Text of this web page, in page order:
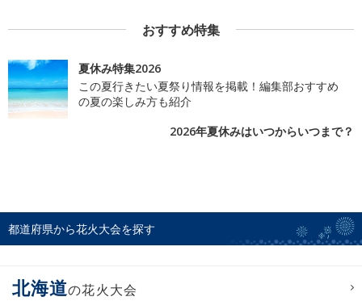
おすすめ特集
夏休み特集2026
この夏行きたい夏祭り情報を掲載！編集部おすすめ
の夏の楽しみ方も紹介
2026年夏休みはいつからいつまで？
都道府県から花火大会を探す
北海道の花火大会